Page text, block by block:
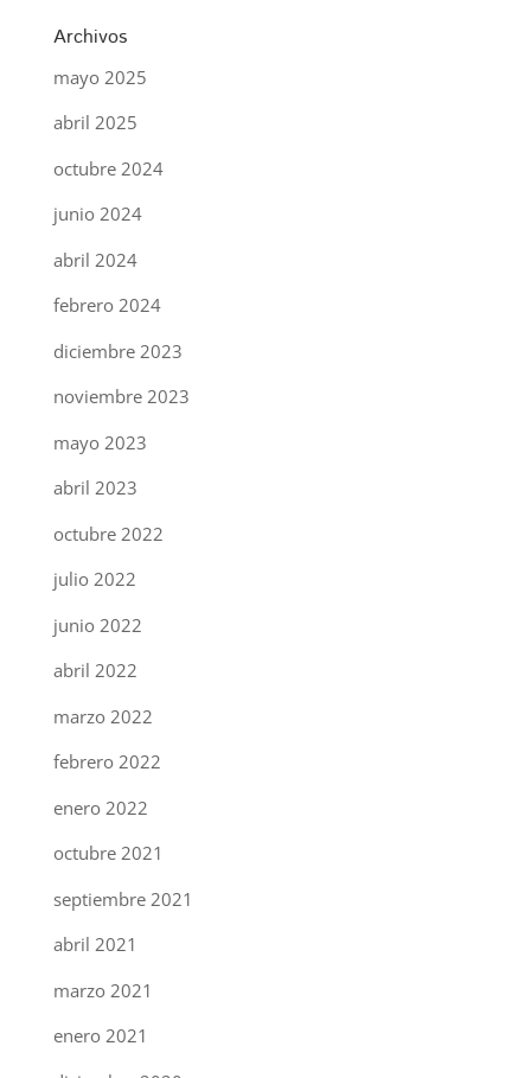
Archivos
mayo 2025
abril 2025
octubre 2024
junio 2024
abril 2024
febrero 2024
diciembre 2023
noviembre 2023
mayo 2023
abril 2023
octubre 2022
julio 2022
junio 2022
abril 2022
marzo 2022
febrero 2022
enero 2022
octubre 2021
septiembre 2021
abril 2021
marzo 2021
enero 2021